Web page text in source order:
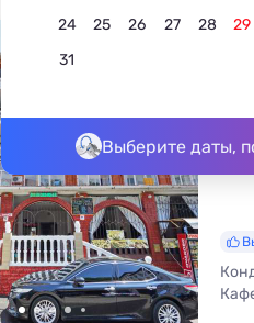
24
25 26 27 28 29
31
Выберите даты,
До